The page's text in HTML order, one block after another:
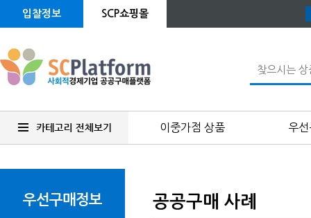
입찰정보 SCP쇼핑몰
이중가점 상품 우
우선구매정보 공공구매 사례